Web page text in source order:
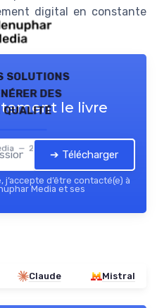
digital en constante
solutions
des
qualité
— 2026
le livre
➔ Télécharger
d’être contacté(e) à
Media et ses
Claude Mistral